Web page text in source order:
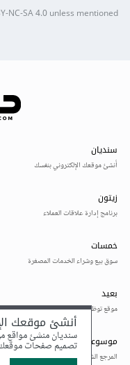
NC-SA 4.0unless mentioned